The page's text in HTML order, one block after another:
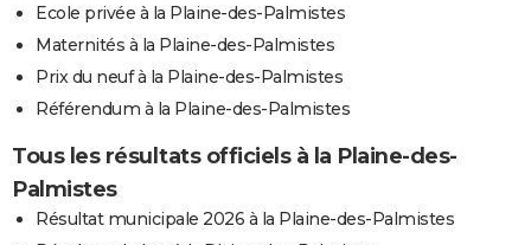
Ecole privée à la Plaine-des-Palmistes
Maternités à la Plaine-des-Palmistes
Prix du neuf à la Plaine-des-Palmistes
Référendum à la Plaine-des-Palmistes
Tous les résultats officiels à la Plaine-des-
Palmistes
Résultat municipale 2026 à la Plaine-des-Palmistes